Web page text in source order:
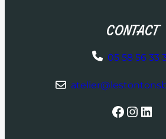
CONTACT
05 58 56 33
Facebook Instagram LinkedIn